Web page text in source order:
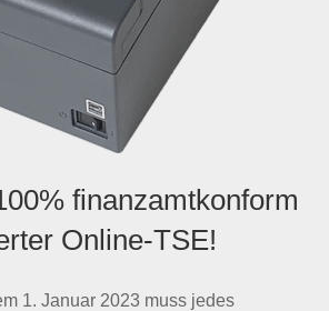
finanzamtkonform
Online-TSE!
1. Januar 2023 muss jedes